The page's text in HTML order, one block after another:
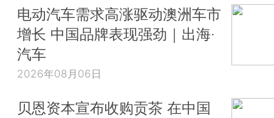
电动汽车需求高涨驱动澳洲车市
增长 中国品牌表现强劲｜出海·
汽车
2026年08月06日
贝恩资本宣布收购贡茶 在中国